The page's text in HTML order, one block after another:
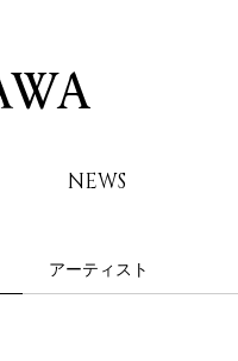
NEWS
アーティスト